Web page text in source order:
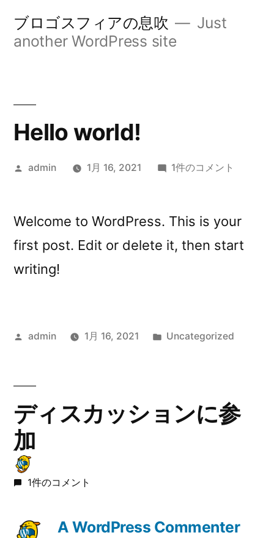
ブロゴスフィアの息吹
Just
another WordPress site
Hello world!
投
admin 1月 16, 2021
Hello
の
1件のコメント
Welcome to WordPress. This is your
first post. Edit or delete it, then start
writing!
投
admin 1月 16, 2021
カ
ー:
Uncategorized
ディスカッションに参
加
1件のコメント
A WordPress Commenter